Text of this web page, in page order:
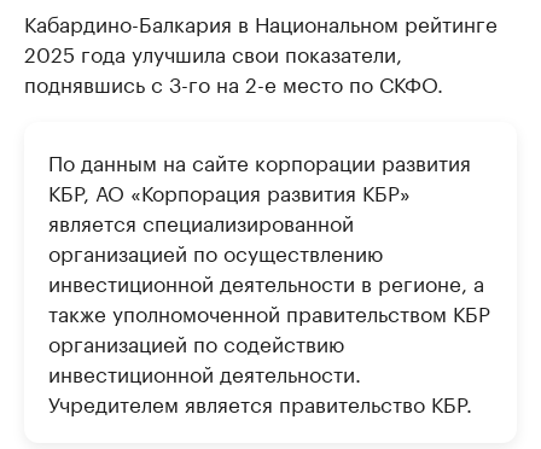
Кабардино-Балкария в Национальном рейтинге
2025 года улучшила свои показатели,
поднявшись с 3-го на 2-е место по СКФО.
По данным на сайте корпорации развития
КБР, АО «Корпорация развития КБР»
является специализированной
организацией по осуществлению
инвестиционной деятельности в регионе, а
также уполномоченной правительством КБР
организацией по содействию
инвестиционной деятельности.
Учредителем является правительство КБР.